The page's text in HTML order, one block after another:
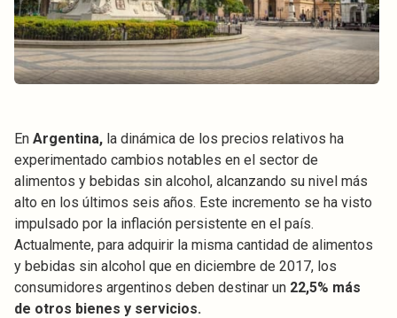
En Argentina, la dinámica de los precios relativos ha
experimentado cambios notables en el sector de
alimentos y bebidas sin alcohol, alcanzando su nivel más
alto en los últimos seis años. Este incremento se ha visto
impulsado por la inflación persistente en el país.
Actualmente, para adquirir la misma cantidad de alimentos
y bebidas sin alcohol que en diciembre de 2017, los
consumidores argentinos deben destinar un 22,5% más
de otros bienes y servicios.